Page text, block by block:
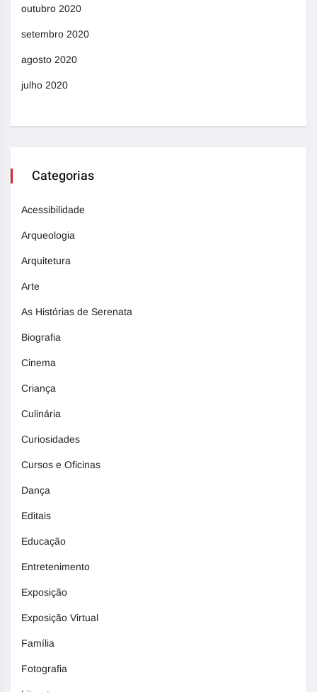
outubro 2020
setembro 2020
agosto 2020
julho 2020
Categorias
Acessibilidade
Arqueologia
Arquitetura
Arte
As Histórias de Serenata
Biografia
Cinema
Criança
Culinária
Curiosidades
Cursos e Oficinas
Dança
Editais
Educação
Entretenimento
Exposição
Exposição Virtual
Família
Fotografia